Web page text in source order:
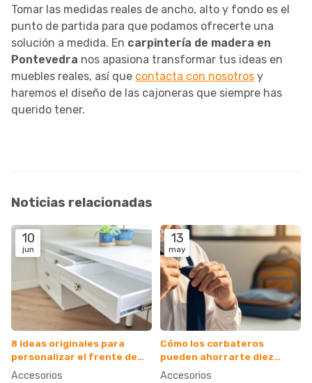
Tomar las medidas reales de ancho, alto y fondo es el
punto de partida para que podamos ofrecerte una
solución a medida. En carpintería de madera en
Pontevedra nos apasiona transformar tus ideas en
muebles reales, así que contacta con nosotros y
haremos el diseño de las cajoneras que siempre has
querido tener.
Noticias relacionadas
10
jun
8 ideas originales para
personalizar el frente de
tus cajoneras a medida
Accesorios
13
may
Cómo los corbateros
pueden ahorrarte diez
minutos cada mañana
Accesorios